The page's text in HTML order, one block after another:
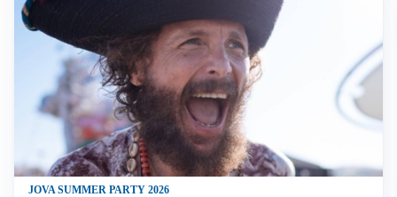
JOVA SUMMER PARTY 2026